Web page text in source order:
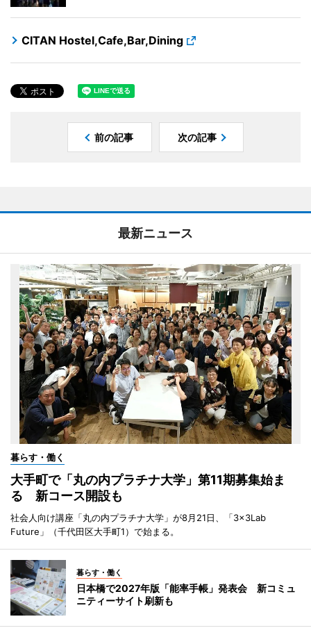
CITAN Hostel,Cafe,Bar,Dining
前の記事 次の記事
最新ニュース
暮らす・働く
大手町で「丸の内プラチナ大学」第11期募集始ま
る 新コース開設も
社会人向け講座「丸の内プラチナ大学」が8月21日、「3×3Lab
Future」（千代田区大手町1）で始まる。
暮らす・働く
日本橋で2027年版「能率手帳」発表会 新コミュ
ニティーサイト刷新も